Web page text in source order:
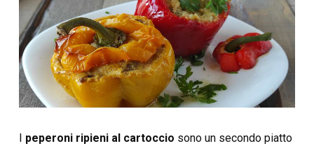
peperoni ripieni al cartoccio sono un secondo piatto